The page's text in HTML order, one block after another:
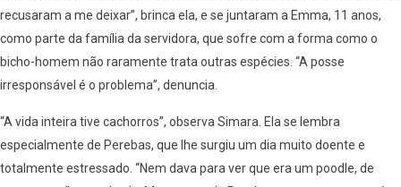
recusaram a me deixar”, brinca ela, e se juntaram a Emma, 11 anos,
como parte da família da servidora, que sofre com a forma como o
bicho-homem não raramente trata outras espécies. “A posse
irresponsável é o problema”, denuncia.
“A vida inteira tive cachorros”, observa Simara. Ela se lembra
especialmente de Perebas, que lhe surgiu um dia muito doente e
totalmente estressado. “Nem dava para ver que era um poodle, de